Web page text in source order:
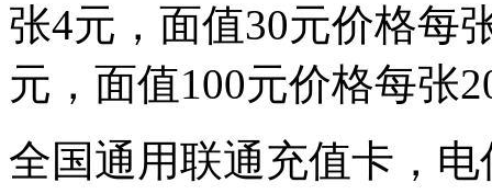
张4元，面值30元价格每
元，面值100元价格每张
全国通用联通充值卡，